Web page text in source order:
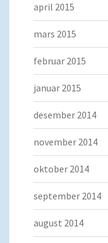
april 2015
mars 2015
februar 2015
januar 2015
desember 2014
november 2014
oktober 2014
september 2014
august 2014